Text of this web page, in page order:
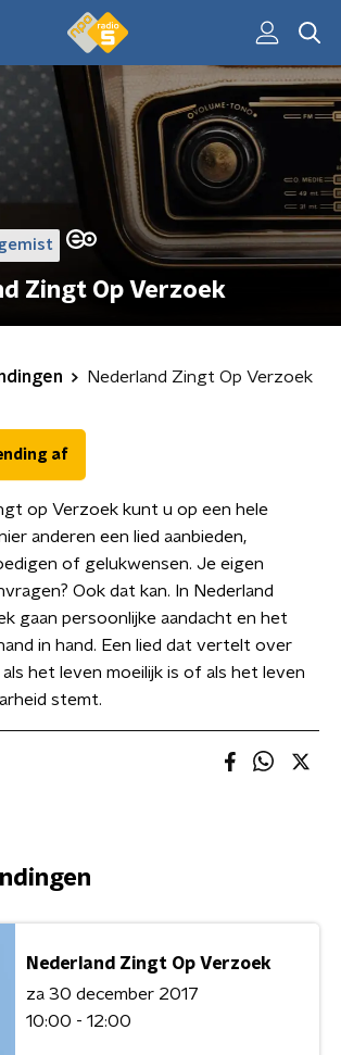
Zingt Op Verzoek
Nederland Zingt Op Verzoek
af
op Verzoek kunt u op een hele
anderen een lied aanbieden,
of gelukwensen. Je eigen
Ook dat kan. In Nederland
gaan persoonlijke aandacht en het
in hand. Een lied dat vertelt over
het leven moeilijk is of als het leven
stemt.
Nederland Zingt Op Verzoek
za 30 december 2017
10:00 - 12:00